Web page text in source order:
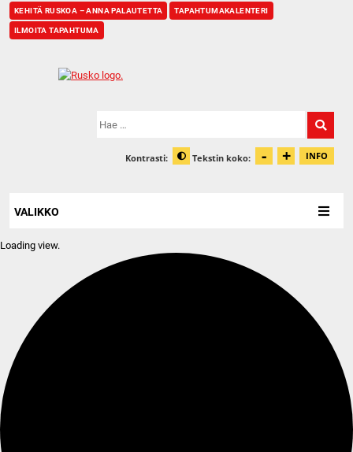
KEHITÄ RUSKOA – ANNA PALAUTETTA TAPAHTUMAKALENTERI
ILMOITA TAPAHTUMA
Hae:
Kontrasti: Muuta kontrastia
Tekstin koko: - + INFO
VALIKKO
Loading view.